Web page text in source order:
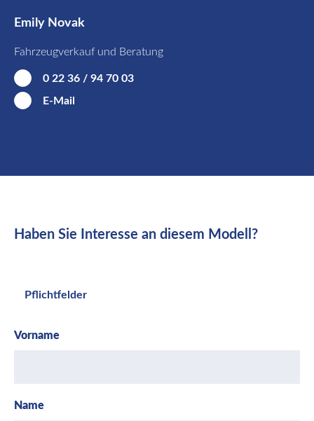
Emily Novak
Fahrzeugverkauf und Beratung
0 22 36 / 94 70 03
E-Mail
Haben Sie Interesse an diesem Modell?
Pflichtfelder
Vorname
Name